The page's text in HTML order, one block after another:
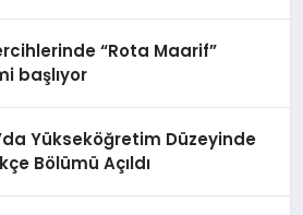
“Rota Maarif”
başlıyor
Yükseköğretim Düzeyinde
Bölümü Açıldı